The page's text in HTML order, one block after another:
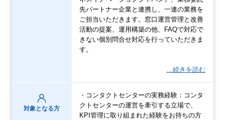
先パートナー企業と連携し、一連の業務を
ご担当いただきます。窓口運営管理と改善
活動の提案、運用構築の他、FAQで対応で
きない個別問合せ対応を行っていただきま
す。
…続きを読む
対象となる方
・コンタクトセンターの実務経験：コンタ
クトセンターの運営を牽引する立場で、
KPI管理に取り組まれた経験をお持ちの方